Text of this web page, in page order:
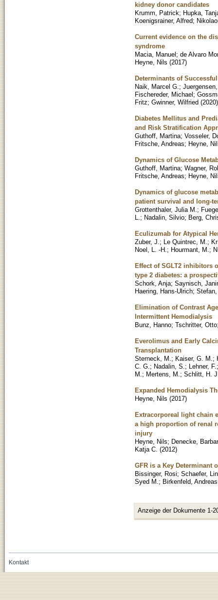
kidney donor candidates
Krumm, Patrick; Hupka,
Koenigsrainer, Alfred;
Current evidence on the
syndrome
Macia, Manuel; de Alvaro
Heyne, Nils (2017)
Determinants of
Naik, Marcel G. ;
Fischereder, Michael;
Fritz; Gwinner, Wilfried (2020)
Diabetes Mellitus and
and Risk Stratification
Guthoff, Martina; Vosseler,
Fritsche, Andreas; Heyne,
Dynamics of Glucose
Guthoff, Martina; Wagner,
Fritsche, Andreas; Heyne,
Dynamics of glucose
patient survival and long-
Grottenthaler, Julia M. ;
L. ; Nadalin, Silvio; Berg,
Eculizumab for Atypical
Zuber, J. ; Le Quintrec, M. ;
Noel, L. -H. ; Hourmant, M. ;
Effect of SGLT2 inhibitors
type 2 diabetes: a
Schork, Anja; Saynisch,
Haering, Hans-Ulrich;
Elimination of Contrast
Intermittent Hemodialysis
Bunz, Hanno; Tschritter, Otto
Everolimus and Early
Transplantation
Sterneck, M. ; Kaiser, G. M. ;
C. G. ; Nadalin, S. ; Lehner, F.
M. ; Mertens, M. ; Schlitt, H.
Expanded Hemodialysis
Heyne, Nils (2017)
Extracorporeal light chain
a high proportion of renal
injury
Heyne, Nils; Denecke,
Katja C. (2012)
GFR is a Key Determinant
Bissinger, Rosi; Schaefer,
Syed M. ; Birkenfeld,
Anzeige der Dokumente 1-
Kontakt